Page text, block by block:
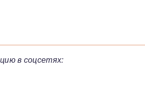
в соцсетях: